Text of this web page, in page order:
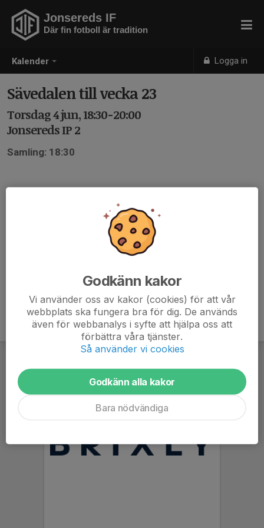
Kalender Logga in
Jonsereds IF
Där fin fotboll är tradition
Sävedalen till vecka 23
Torsdag 4 jun, 18:30-20:00
Jonsereds IP 2
Samling: 18:30
Godkänn kakor
Vi använder oss av kakor (cookies) för att vår
webbplats ska fungera bra för dig. De används
även för webbanalys i syfte att hjälpa oss att
förbättra våra tjänster.
Så använder vi cookies
Godkänn alla kakor
Bara nödvändiga